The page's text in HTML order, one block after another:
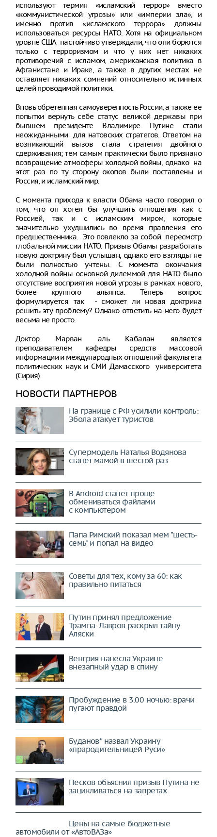
используют термин «исламский террор» вместо
«коммунистической угрозы» или «империи зла», и
именно против «исламского террора» должны
использоваться ресурсы НАТО. Хотя на официальном
уровне США настойчиво утверждали, что они борются
только с терроризмом и что у них нет никаких
противоречий с исламом, американская политика в
Афганистане и Ираке, а также в других местах не
оставляет никаких сомнений относительно истинных
целей проводимой политики.
Вновь обретенная самоуверенность России, а также ее
попытки вернуть себе статус великой державы при
бывшем президенте Владимире Путине стали
неожиданными для натовских стратегов. Ответом на
возникающий вызов стала стратегия двойного
сдерживания; тем самым практически было признано
возвращение атмосферы холодной войны, однако на
этот раз по ту сторону окопов были поставлены и
Россия, и исламский мир.
С момента прихода к власти Обама часто говорил о
том, что он хотел бы улучшить отношения как с
Россией, так и с исламским миром, которые
значительно ухудшились во время правления его
предшественника. Это повлекло за собой пересмотр
глобальной миссии НАТО. Призыв Обамы разработать
новую доктрину был услышан, однако его взгляды не
были полностью учтены. С момента окончания
холодной войны основной дилеммой для НАТО было
отсутствие восприятия новой угрозы в рамках нового,
более крупного альянса. Теперь вопрос
формулируется так - сможет ли новая доктрина
решить эту проблему? Однако ответить на него будет
весьма не просто.
Доктор Марван аль Кабалан является
преподавателем кафедры средств массовой
информации и международных отношений факультета
политических наук и СМИ Дамасского университета
(Сирия).
НОВОСТИ ПАРТНЕРОВ
На границе с РФ усилили контроль:
Эбола атакует туристов
Супермодель Наталья Водянова
станет мамой в шестой раз
В Android станет проще
обмениваться файлами
с компьютером
Папа Римский показал мем "шесть-
семь" и попал на видео
Советы для тех, кому за 60: как
правильно питаться
Путин принял предложение
Трампа: Лавров раскрыл тайну
Аляски
Венгрия нанесла Украине
внезапный удар в спину
Пробуждение в 3.00 ночью: врачи
пугают правдой
Буданов* назвал Украину
«прародительницей Руси»
Песков объяснил призыв Путина не
зацикливаться на запретах
Цены на самые бюджетные
автомобили от «АвтоВАЗа»